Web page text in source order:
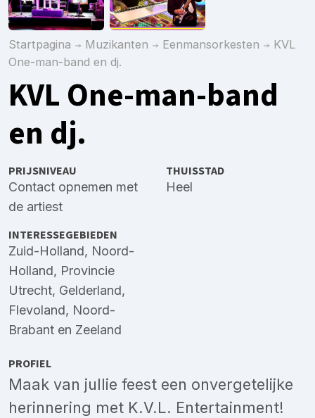
Startpagina Muzikanten Eenmansorkesten
KVL
One-man-band en dj.
KVL One-man-band
en dj.
PRIJSNIVEAU
Contact opnemen met
de artiest
THUISSTAD
Heel
INTERESSEGEBIEDEN
Zuid-Holland, Noord-
Holland, Provincie
Utrecht, Gelderland,
Flevoland, Noord-
Brabant en Zeeland
PROFIEL
Maak van jullie feest een onvergetelijke
herinnering met K.V.L. Entertainment!